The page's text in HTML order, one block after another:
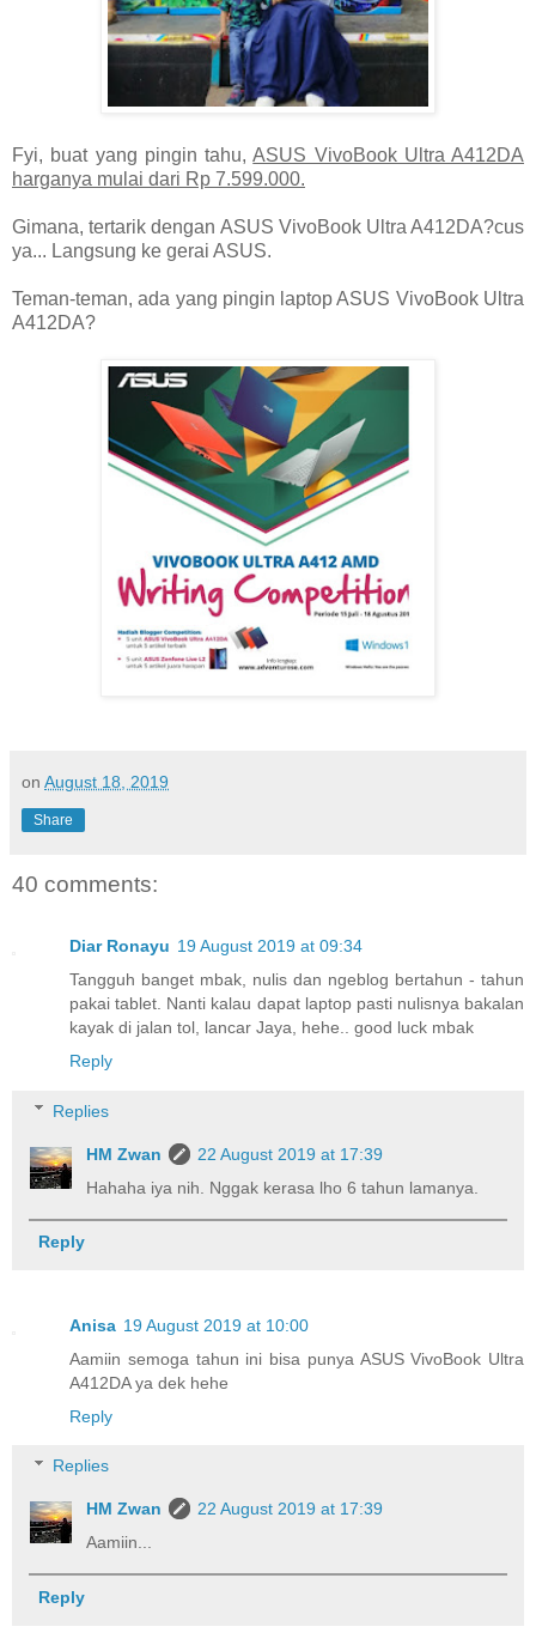
Fyi, buat yang pingin tahu,ASUS VivoBook Ultra A412DA
harganya mulai dari Rp 7.599.000.
Gimana, tertarik dengan ASUS VivoBook Ultra A412DA?cus
ya... Langsung ke gerai ASUS.
Teman-teman, ada yang pingin laptop ASUS VivoBook Ultra
A412DA?
on August 18, 2019
Share
40 comments:
Diar Ronayu 19 August 2019 at 09:34
Tangguh banget mbak, nulis dan ngeblog bertahun - tahun
pakai tablet. Nanti kalau dapat laptop pasti nulisnya bakalan
kayak di jalan tol, lancar Jaya, hehe.. good luck mbak
Reply
Replies
HM Zwan
22 August 2019 at 17:39
Hahaha iya nih. Nggak kerasa lho 6 tahun lamanya.
Reply
Anisa 19 August 2019 at 10:00
Aamiin semoga tahun ini bisa punya ASUS VivoBook Ultra
A412DA ya dek hehe
Reply
Replies
HM Zwan
22 August 2019 at 17:39
Aamiin...
Reply